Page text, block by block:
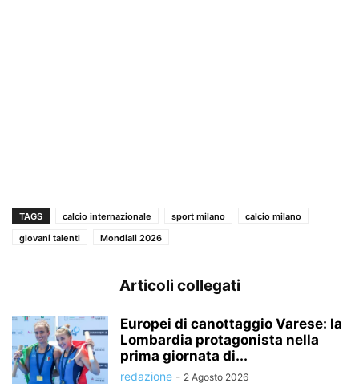
TAGS calcio internazionale sport milano
calcio milano
giovani talenti
Mondiali 2026
Articoli collegati
Europei di canottaggio Varese: la
Lombardia protagonista nella
prima giornata di...
redazione - 2 Agosto 2026